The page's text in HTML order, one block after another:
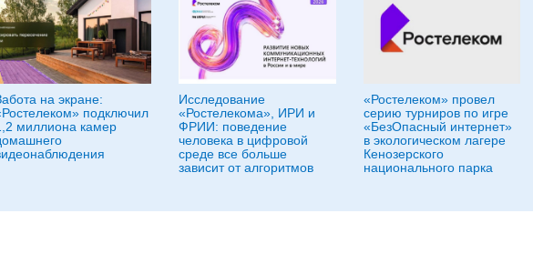
на экране:
подключил
миллиона камер
Исследование
«Ростелекома», ИРИ и
ФРИИ: поведение
человека в цифровой
среде все больше
зависит от алгоритмов
«Ростелеком» провел
серию турниров по игре
«БезОпасный интернет»
в экологическом лагере
Кенозерского
национального парка